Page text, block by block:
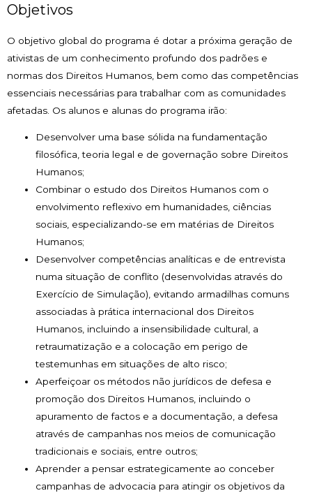
Objetivos
O objetivo global do programa é dotar a próxima geração de
ativistas de um conhecimento profundo dos padrões e
normas dos Direitos Humanos, bem como das competências
essenciais necessárias para trabalhar com as comunidades
afetadas. Os alunos e alunas do programa irão:
Desenvolver uma base sólida na fundamentação
filosófica, teoria legal e de governação sobre Direitos
Humanos;
Combinar o estudo dos Direitos Humanos com o
envolvimento reflexivo em humanidades, ciências
sociais, especializando-se em matérias de Direitos
Humanos;
Desenvolver competências analíticas e de entrevista
numa situação de conflito (desenvolvidas através do
Exercício de Simulação), evitando armadilhas comuns
associadas à prática internacional dos Direitos
Humanos, incluindo a insensibilidade cultural, a
retraumatização e a colocação em perigo de
testemunhas em situações de alto risco;
Aperfeiçoar os métodos não jurídicos de defesa e
promoção dos Direitos Humanos, incluindo o
apuramento de factos e a documentação, a defesa
através de campanhas nos meios de comunicação
tradicionais e sociais, entre outros;
Aprender a pensar estrategicamente ao conceber
campanhas de advocacia para atingir os objetivos da